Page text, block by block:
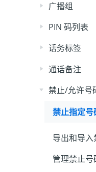
广播组
PIN 码列表
话务标签
通话备注
禁止/允许号
禁止指定号
导出和导入
管理禁止号